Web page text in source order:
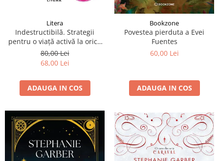
Litera
Indestructibilă. Strategii
pentru o viață activă la orice
vârstă
80,00 Lei
68,00 Lei
ADAUGA IN COS
Bookzone
Povestea pierduta a Evei
Fuentes
60,00 Lei
ADAUGA IN COS